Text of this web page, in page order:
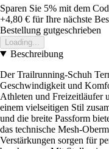
Sparen Sie 5% mit dem
+4,80 € für Ihre nächste
Bestellung gutgeschrieben
Loading...
Beschreibung
Der Trailrunning-Schuh
Geschwindigkeit und
Athleten und Freizeitläufer
einem vielseitigen Stil
und die breite Passform
das technische Mesh-
Verstärkungen sorgen für